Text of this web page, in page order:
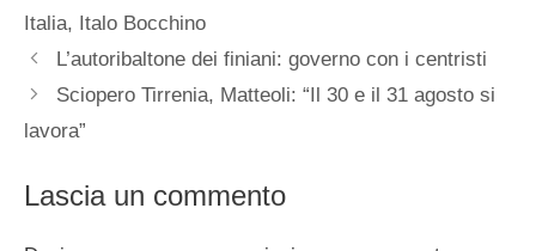
Italia, Italo Bocchino
L’autoribaltone dei finiani: governo con i centristi
Sciopero Tirrenia, Matteoli: “Il 30 e il 31 agosto si
lavora”
Lascia un commento